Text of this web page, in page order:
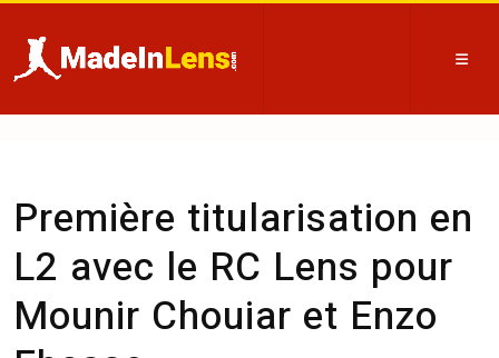
Première titularisation en
L2 avec le RC Lens pour
Mounir Chouiar et Enzo